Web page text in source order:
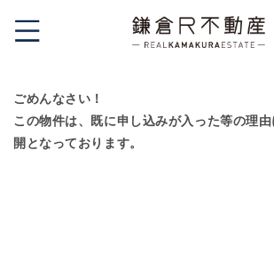
ごめんなさい！
この物件は、既に申し込みが入った等の理
開となっております。